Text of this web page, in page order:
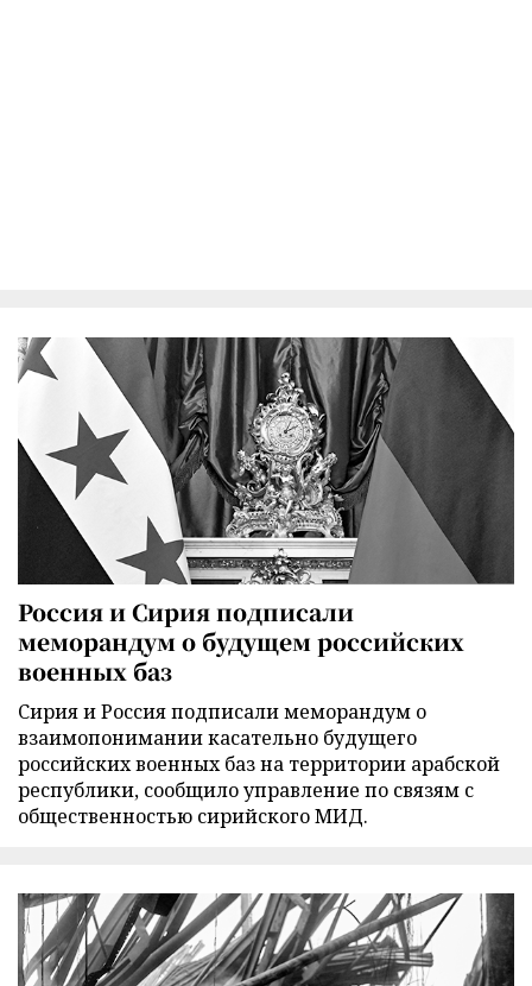
Россия и Сирия подписали
меморандум о будущем российских
военных баз
Сирия и Россия подписали меморандум о
взаимопонимании касательно будущего
российских военных баз на территории арабской
республики, сообщило управление по связям с
общественностью сирийского МИД.